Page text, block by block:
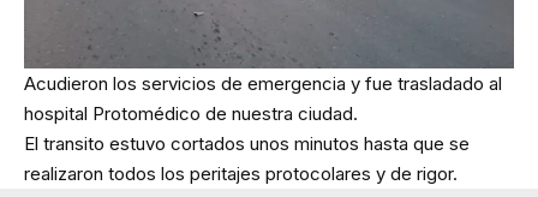
Acudieron los servicios de emergencia y fue trasladado al
hospital Protomédico de nuestra ciudad.
El transito estuvo cortados unos minutos hasta que se
realizaron todos los peritajes protocolares y de rigor.